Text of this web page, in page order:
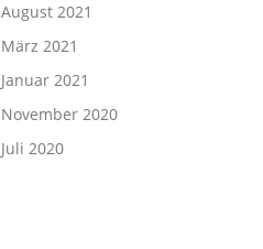
August 2021
März 2021
Januar 2021
November 2020
Juli 2020